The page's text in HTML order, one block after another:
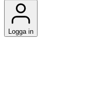
Logga in